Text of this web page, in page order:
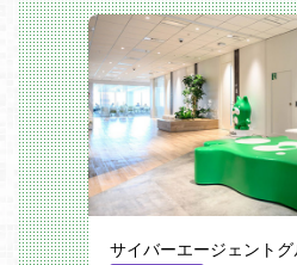
サイバーエージェント